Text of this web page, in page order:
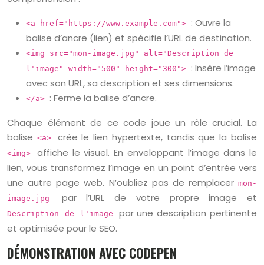
<a href="https://www.example.com"> : Ouvre la
balise d’ancre (lien) et spécifie l’URL de destination.
<img src="mon-image.jpg" alt="Description de
l'image" width="500" height="300"> : Insère l’image
avec son URL, sa description et ses dimensions.
</a> : Ferme la balise d’ancre.
Chaque élément de ce code joue un rôle crucial. La
balise <a> crée le lien hypertexte, tandis que la balise
<img> affiche le visuel. En enveloppant l’image dans le
lien, vous transformez l’image en un point d’entrée vers
une autre page web. N’oubliez pas de remplacer mon-
image.jpg par l’URL de votre propre image et
Description de l'image par une description pertinente
et optimisée pour le SEO.
DÉMONSTRATION AVEC CODEPEN